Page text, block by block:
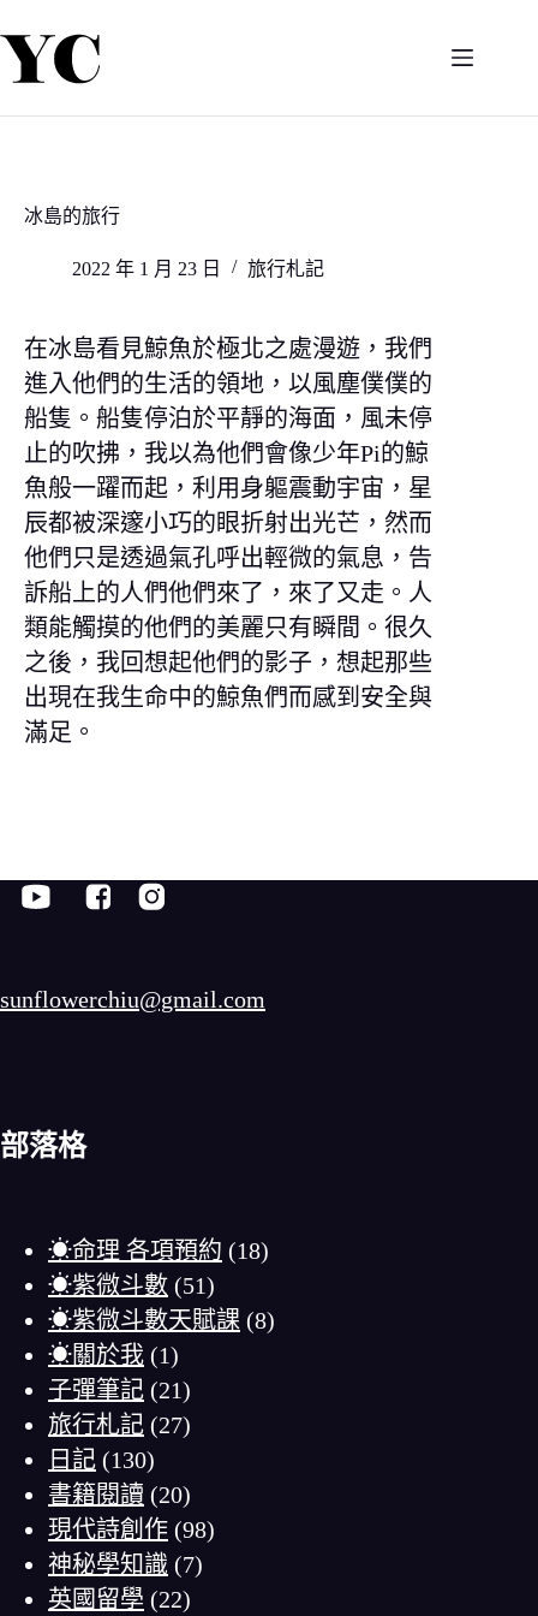
至
冰島的旅行
2022 年 1 月 23 日 旅行札記
在冰島看見鯨魚於極北之處漫遊，我們
進入他們的生活的領地，以風塵僕僕的
船隻。船隻停泊於平靜的海面，風未停
止的吹拂，我以為他們會像少年Pi的鯨
魚般一躍而起，利用身軀震動宇宙，星
辰都被深邃小巧的眼折射出光芒，然而
他們只是透過氣孔呼出輕微的氣息，告
訴船上的人們他們來了，來了又走。人
類能觸摸的他們的美麗只有瞬間。很久
之後，我回想起他們的影子，想起那些
出現在我生命中的鯨魚們而感到安全與
滿足。
sunflowerchiu@gmail.com
部落格
☀命理 各項預約 (18)
☀紫微斗數 (51)
☀紫微斗數天賦課 (8)
☀關於我 (1)
子彈筆記 (21)
旅行札記 (27)
日記 (130)
書籍閱讀 (20)
現代詩創作 (98)
神秘學知識 (7)
英國留學 (22)